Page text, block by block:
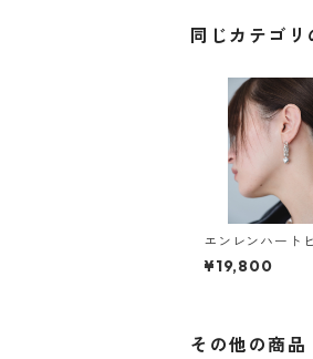
同じカテゴリ
エンレンハート
&イヤリング
¥19,800
その他の商品